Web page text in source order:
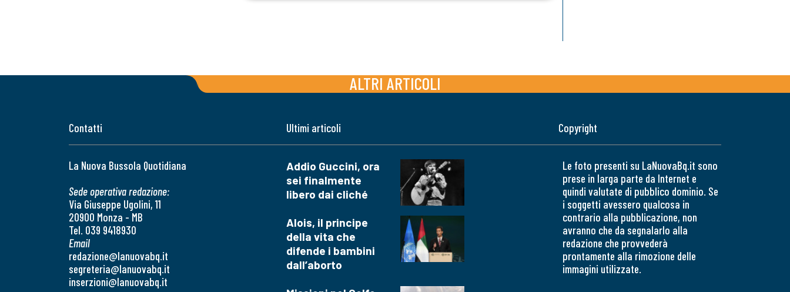
ALTRI ARTICOLI
Contatti
La Nuova Bussola Quotidiana
Sede operativa redazione:
Via Giuseppe Ugolini, 11
20900 Monza - MB
Tel. 039 9418930
Email
redazione@lanuovabq.it
segreteria@lanuovabq.it
inserzioni@lanuovabq.it
Ultimi articoli
Addio Guccini, ora
sei finalmente
libero dai cliché
Alois, il principe
della vita che
difende i bambini
dall’aborto
Copyright
Le foto presenti su LaNuovaBq.it sono
prese in larga parte da Internet e
quindi valutate di pubblico dominio. Se
i soggetti avessero qualcosa in
contrario alla pubblicazione, non
avranno che da segnalarlo alla
redazione che provvederà
prontamente alla rimozione delle
immagini utilizzate.